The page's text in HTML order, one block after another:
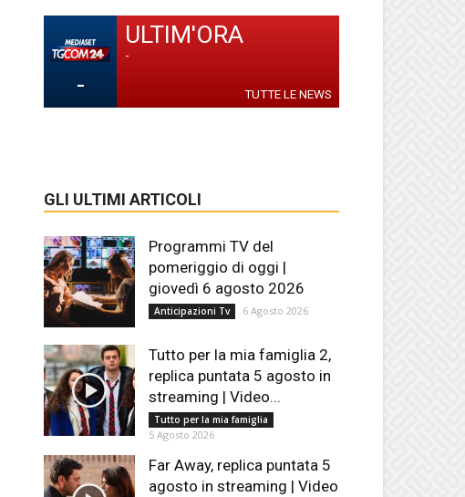
-
ULTIM'ORA
-
TUTTE LE NEWS
GLI ULTIMI ARTICOLI
Programmi TV del
pomeriggio di oggi |
giovedì 6 agosto 2026
Anticipazioni Tv 6 Agosto 2026
Tutto per la mia famiglia 2,
replica puntata 5 agosto in
streaming | Video...
Tutto per la mia famiglia
5 Agosto 2026
Far Away, replica puntata 5
agosto in streaming | Video